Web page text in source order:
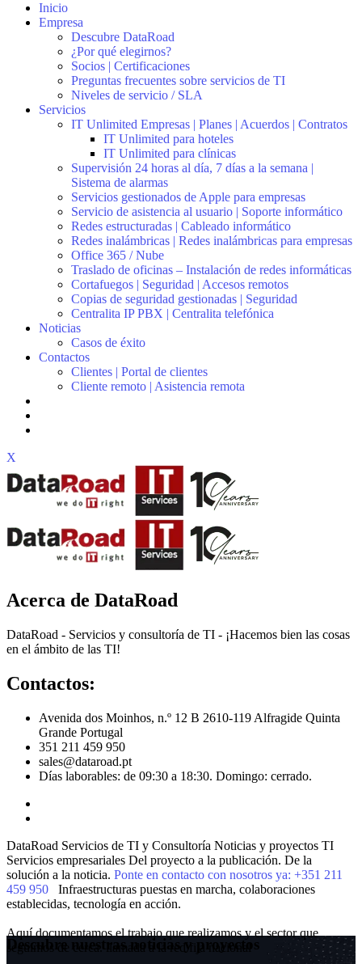
Inicio
Empresa
Descubre DataRoad
¿Por qué elegirnos?
Socios | Certificaciones
Preguntas frecuentes sobre servicios de TI
Niveles de servicio / SLA
Servicios
IT Unlimited Empresas | Planes | Acuerdos | Contratos
IT Unlimited para hoteles
IT Unlimited para clínicas
Supervisión 24 horas al día, 7 días a la semana |
Sistema de alarmas
Servicios gestionados de Apple para empresas
Servicio de asistencia al usuario | Soporte informático
Redes estructuradas | Cableado informático
Redes inalámbricas | Redes inalámbricas para empresas
Office 365 / Nube
Traslado de oficinas – Instalación de redes informáticas
Cortafuegos | Seguridad | Accesos remotos
Copias de seguridad gestionadas | Seguridad
Centralita IP PBX | Centralita telefónica
Noticias
Casos de éxito
Contactos
Clientes | Portal de clientes
Cliente remoto | Asistencia remota
X
Acerca de DataRoad
DataRoad - Servicios y consultoría de TI - ¡Hacemos bien las cosas
en el ámbito de las TI!
Contactos:
Avenida dos Moinhos, n.º 12 B 2610-119 Alfragide Quinta
Grande Portugal
351 211 459 950
sales@dataroad.pt
Días laborables: de 09:30 a 18:30. Domingo: cerrado.
DataRoad Servicios de TI y Consultoría Noticias y proyectos TI
Servicios empresariales Del proyecto a la publicación. De la
solución a la noticia. Ponte en contacto con nosotros ya: +351 211
459 950
Infraestructuras puestas en marcha, colaboraciones
establecidas, tecnología en acción.
Aquí documentamos el trabajo que realizamos y el sector que
seguimos de cerca. llamada a la red fija nacional
Descubre nuestras noticias y proyectos